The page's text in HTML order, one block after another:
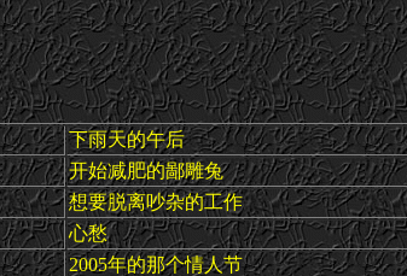
下雨天的午后
开始减肥的鄙雕兔
想要脱离吵杂的工作
心愁
2005年的那个情人节